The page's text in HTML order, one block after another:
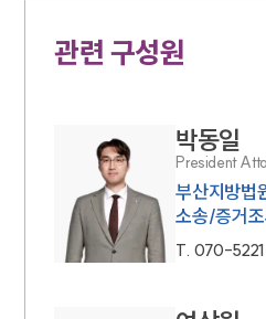
관련 구성원
박동일
President
부산지방법
소송/증거
T. 070-